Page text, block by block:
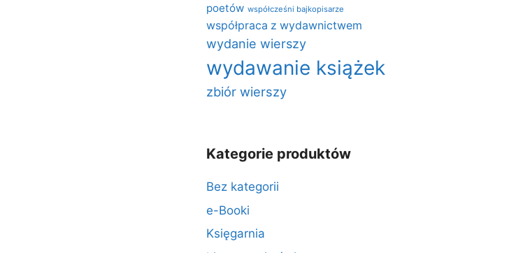
poetów współcześni bajkopisarze
współpraca z wydawnictwem
wydanie wierszy
wydawanie książek
zbiór wierszy
Kategorie produktów
Bez kategorii
e-Booki
Księgarnia